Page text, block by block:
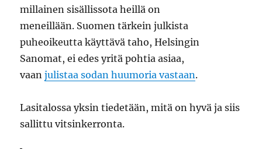
millainen sisällissota heillä on
meneillään. Suomen tärkein julkista
puheoikeutta käyttävä taho, Helsingin
Sanomat, ei edes yritä pohtia asiaa,
vaanjulistaa sodan huumoria vastaan.
Lasitalossa yksin tiedetään, mitä on hyvä ja siis
sallittu vitsinkerronta.